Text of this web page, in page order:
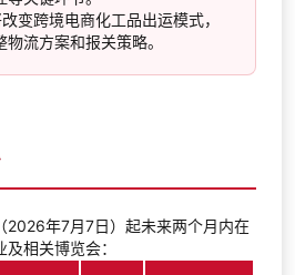
变跨境电商化工品出运模式，
流方案和报关策略。
2026年7月7日）起未来两个月内在
相关博览会：